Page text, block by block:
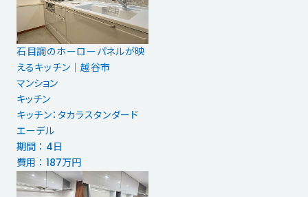
石目調のホーローパネルが映
えるキッチン｜越谷市
マンション
キッチン
キッチン：タカラスタンダード
エーデル
期間 ： 4日
費用 ： 187万円